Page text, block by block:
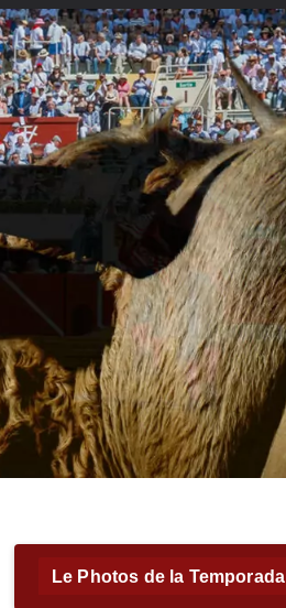
Le Photos de la Temporada